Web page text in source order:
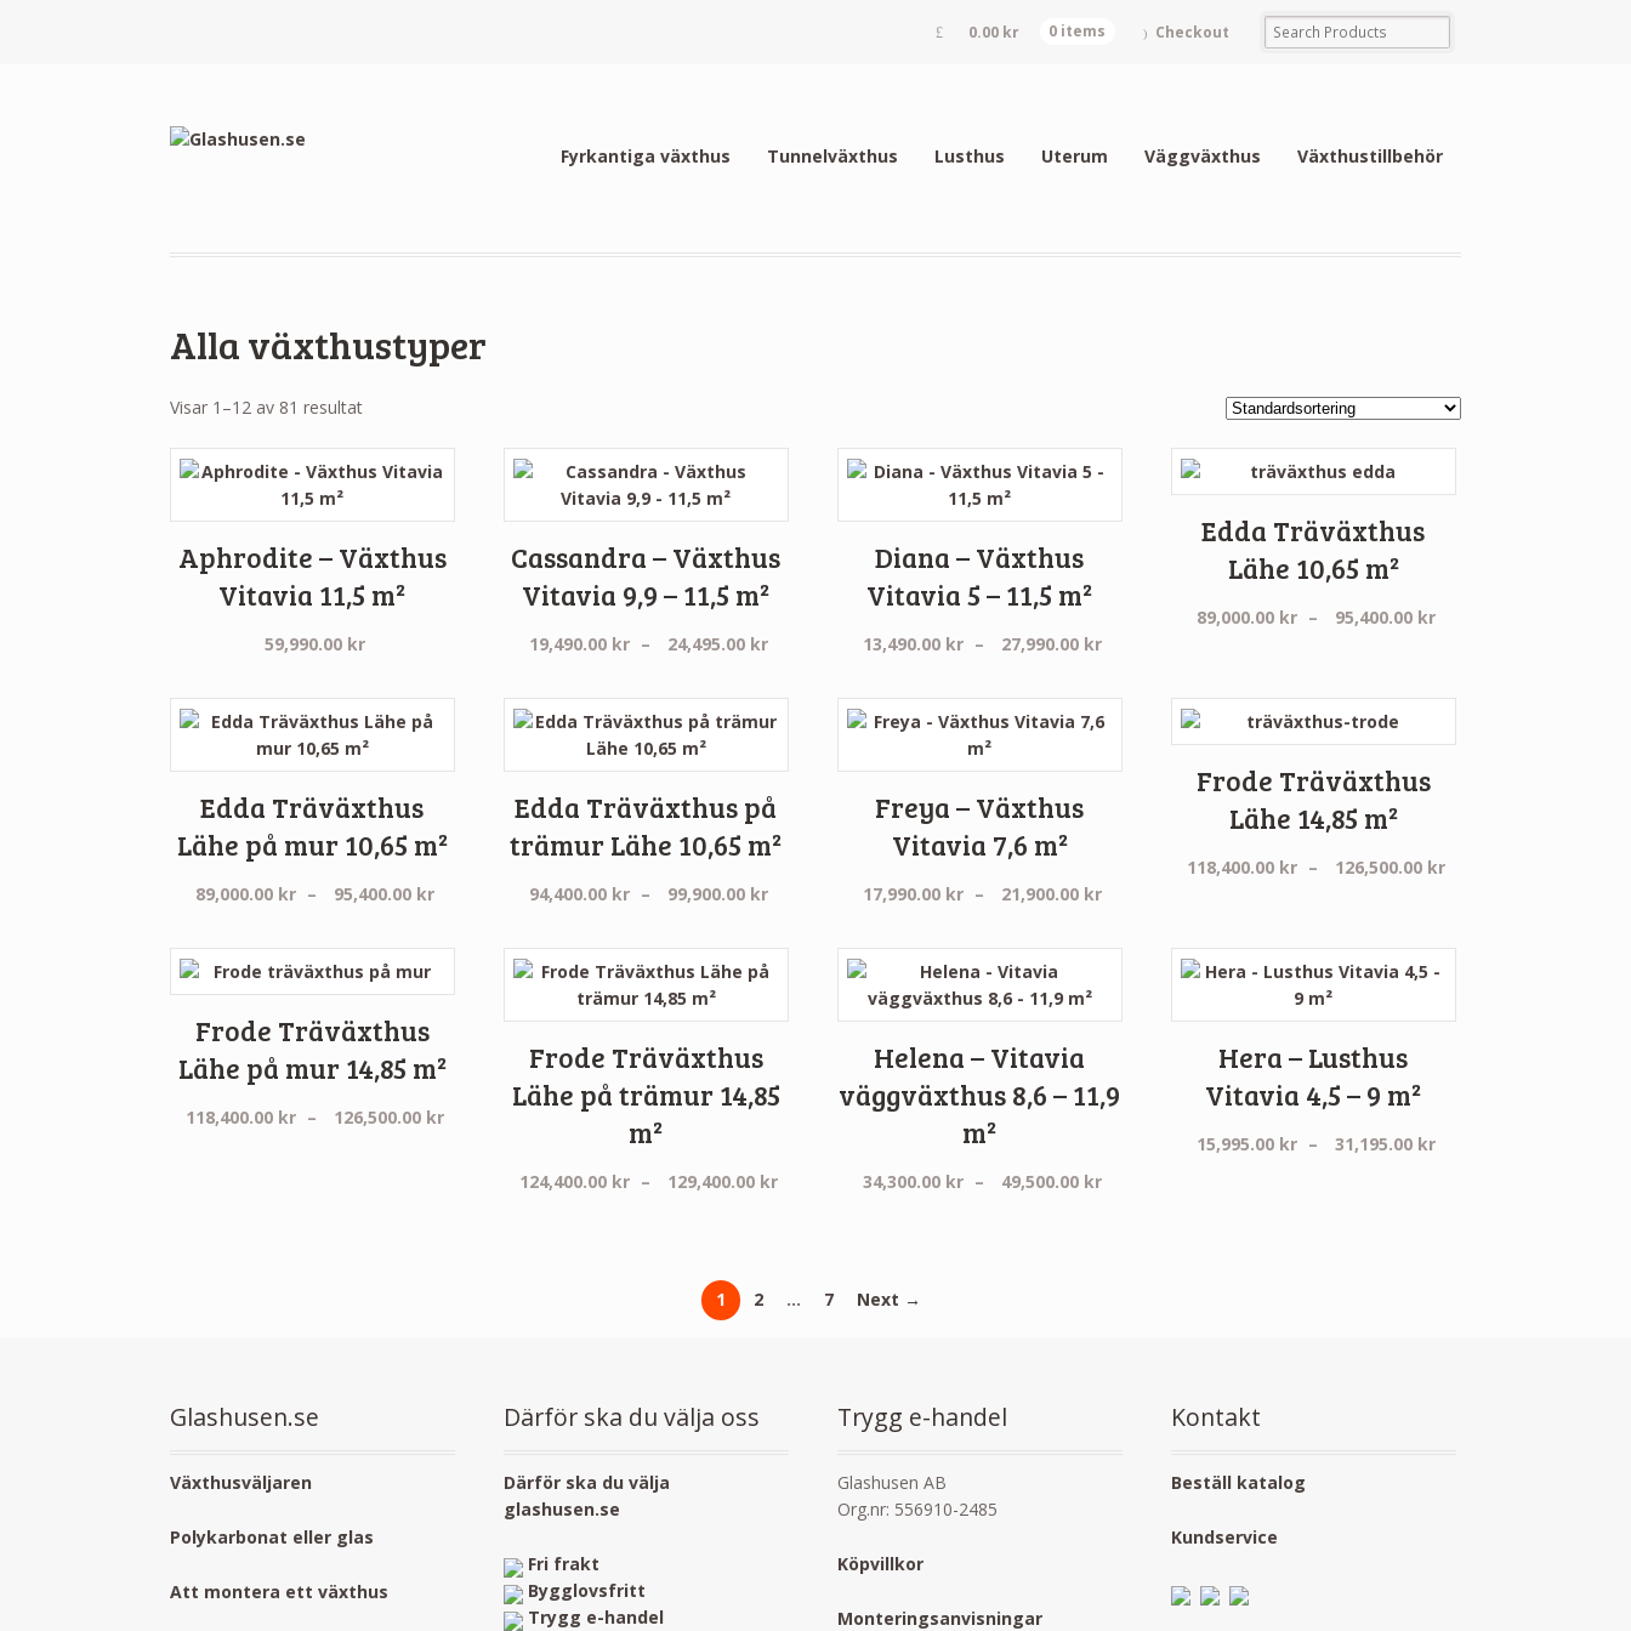
0.00 kr 0 items Checkout
Fyrkantiga växthus Tunnelväxthus Lusthus Uterum Väggväxthus Växthustillbehör
Alla växthustyper
Visar 1–12 av 81 resultat
Aphrodite – Växthus
Vitavia 11,5 m²
59,990.00 kr
Cassandra – Växthus
Vitavia 9,9 – 11,5 m²
19,490.00 kr – 24,495.00 kr
Prisintervall:
till
24,495.00 kr
Diana – Växthus
Vitavia 5 – 11,5 m²
13,490.00 kr – 27,990.00 kr
till
27,990.00 kr
Edda Träväxthus
Lähe 10,65 m²
89,000.00 kr – 95,400.00 kr
95,400.00 kr
Edda Träväxthus
Lähe på mur 10,65 m²
89,000.00 kr – 95,400.00 kr
Prisintervall:
till
95,400.00 kr
Edda Träväxthus på
trämur Lähe 10,65 m²
94,400.00 kr – 99,900.00 kr
Prisintervall:
till
99,900.00 kr
Freya – Växthus
Vitavia 7,6 m²
17,990.00 kr – 21,900.00 kr
till
21,900.00 kr
Frode Träväxthus
Lähe 14,85 m²
118,400.00 kr – 126,500.00 kr
126,500.00 kr
Frode Träväxthus
Lähe på mur 14,85 m²
118,400.00 kr – 126,500.00 kr
126,500.00 kr
Frode Träväxthus
Lähe på trämur 14,85
m²
124,400.00 kr – 129,400.00 kr
Prisintervall:
Helena – Vitavia
väggväxthus 8,6 – 11,9
m²
34,300.00 kr – 49,500.00 kr
Hera – Lusthus
Vitavia 4,5 – 9 m²
15,995.00 kr – 31,195.00 kr
1 2 … 7 Next →
Glashusen.se
Växthusväljaren
Polykarbonat eller glas
Att montera ett växthus
Därför ska du välja oss
Därför ska du välja
glashusen.se
Fri frakt
Bygglovsfritt
Trygg e-handel
Trygg e-handel
Glashusen AB
Org.nr: 556910-2485
Köpvillkor
Monteringsanvisningar
Kontakt
Beställ katalog
Kundservice